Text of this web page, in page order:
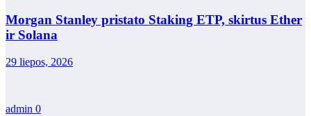
Morgan Stanley pristato Staking ETP, skirtus Ether
ir Solana
29 liepos, 2026
admin 0